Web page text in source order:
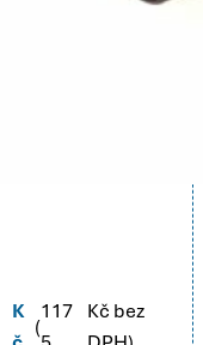
K
(
117
Kč bez